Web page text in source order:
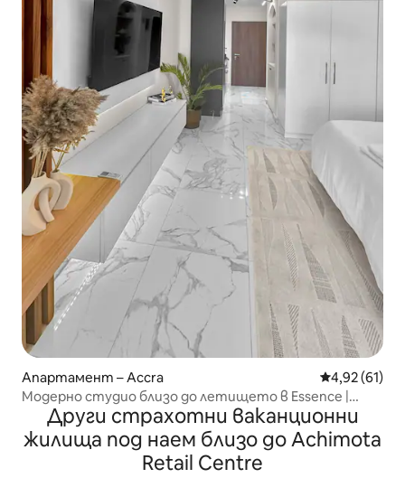
Апартамент – Accra Средна
4,92 (61)
Модерно студио близо до летището в Essence |
Басейн, фитнес, Wi-Fi
Други страхотни ваканционни
жилища под наем близо до Achimota
Retail Centre